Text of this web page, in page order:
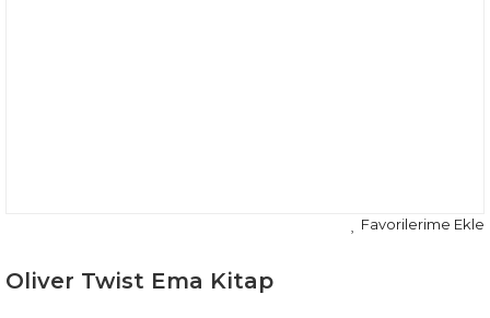
Oliver Twist Ema Kitap